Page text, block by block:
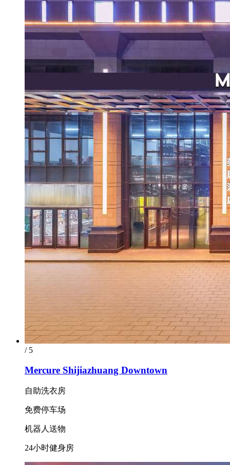
/ 5
Mercure Shijiazhuang Downtown
自助洗衣房
免费停车场
机器人送物
24小时健身房